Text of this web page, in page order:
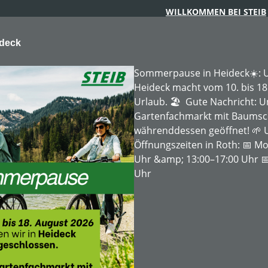
WILLKOMMEN BEI STEIB
FORSTTECHNIK BAUMSCHULE
Sommerpause in Heideck☀️:
Heideck macht vom 10. bis
Urlaub. 🏖️ Gute Nachricht:
Gartenfachmarkt mit
währenddessen geöffnet! 🌱
Öffnungszeiten in Roth: 📅
Uhr &amp; 13:00–17:00 Uhr
Uhr